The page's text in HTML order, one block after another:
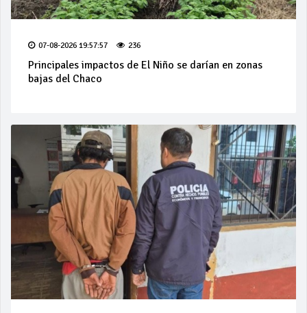
07-08-2026 19:57:57 236
Principales impactos de El Niño se darían en zonas
bajas del Chaco